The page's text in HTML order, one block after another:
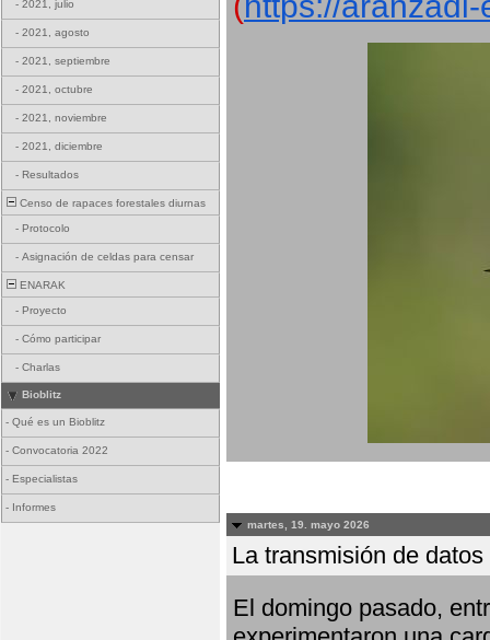
- 2021, julio
- 2021, agosto
- 2021, septiembre
- 2021, octubre
- 2021, noviembre
- 2021, diciembre
- Resultados
Censo de rapaces forestales diurnas
- Protocolo
- Asignación de celdas para censar
ENARAK
- Proyecto
- Cómo participar
- Charlas
Bioblitz
- Qué es un Bioblitz
- Convocatoria 2022
- Especialistas
- Informes
martes, 19. mayo 2026
La transmisión de
El domingo pasado,